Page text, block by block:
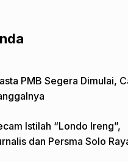
PMB Segera Dimulai,
Istilah “Londo Ireng”,
dan Persma Solo